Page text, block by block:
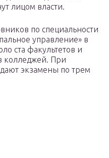
лицом власти.
по специальности
управление» в
ста факультетов и
колледжей. При
экзамены по трем